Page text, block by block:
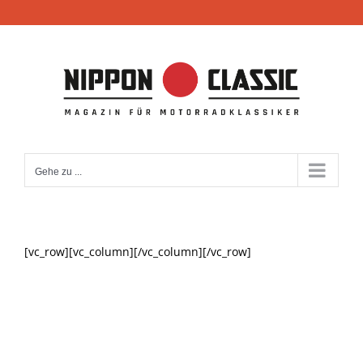
Inhalt
Gehe zu ...
[vc_row][vc_column][/vc_column][/vc_row]